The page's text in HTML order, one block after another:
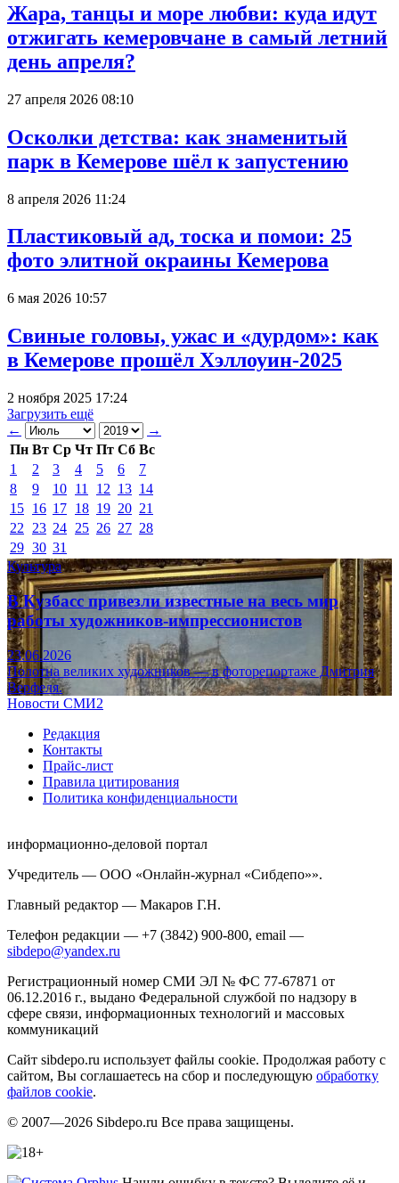
Жара, танцы и море любви: куда идут
отжигать кемеровчане в самый летний
день апреля?
27 апреля 2026 08:10
Осколки детства: как знаменитый
парк в Кемерове шёл к запустению
8 апреля 2026 11:24
Пластиковый ад, тоска и помои: 25
фото элитной окраины Кемерова
6 мая 2026 10:57
Свиные головы, ужас и «дурдом»: как
в Кемерове прошёл Хэллоуин-2025
2 ноября 2025 17:24
Загрузить ещё
←
→
Пн Вт Ср Чт Пт Сб Вс
1
2 3 4 5 6
7
8
9 10 11 12 13 14
15 16 17 18 19 20 21
22
23 24 25 26 27 28
29 30 31
Культура
В Кузбасс привезли известные на весь мир
работы художников-импрессионистов
23.06.2026
Полотна великих художников — в фоторепортаже Дмитрия
Верфеля.
Новости СМИ2
Редакция
Контакты
Прайс-лист
Правила цитирования
Политика конфиденциальности
информационно-деловой портал
Учредитель — ООО «Онлайн-журнал «Сибдепо»».
Главный редактор — Макаров Г.Н.
Телефон редакции — +7 (3842) 900-800, email —
sibdepo@yandex.ru
Регистрационный номер СМИ ЭЛ № ФС 77-67871 от
06.12.2016 г., выдано Федеральной службой по надзору в
сфере связи, информационных технологий и массовых
коммуникаций
Сайт sibdepo.ru использует файлы cookie. Продолжая работу с
сайтом, Вы соглашаетесь на сбор и последующую обработку
файлов cookie.
© 2007—2026 Sibdepo.ru Все права защищены.